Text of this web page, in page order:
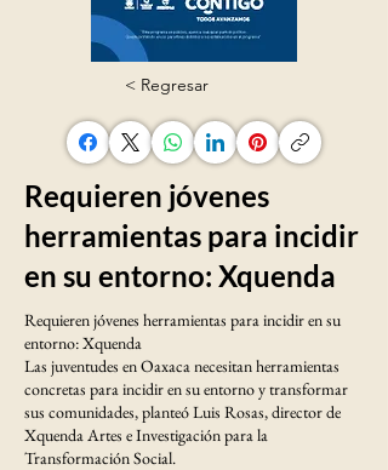
< Regresar
Requieren jóvenes
herramientas para incidir
en su entorno: Xquenda
Requieren jóvenes herramientas para incidir en su
entorno: Xquenda
Las juventudes en Oaxaca necesitan herramientas
concretas para incidir en su entorno y transformar
sus comunidades, planteó Luis Rosas, director de
Xquenda Artes e Investigación para la
Transformación Social.